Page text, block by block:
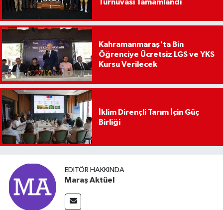
Turnuvası Tamamlandı
Kahramanmaraş'ta Bin
Öğrenciye Ücretsiz LGS ve YKS
Kursu Verilecek
İklim Dirençli Tarım İçin Güç
Birliği
EDITÖR HAKKINDA
Maraş Aktüel